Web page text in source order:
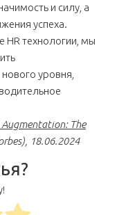
и силу, а
успеха.
HR технологии, мы
уровня,
The
18.06.2024